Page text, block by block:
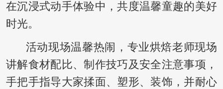
在沉浸式动手体验中，共度温馨童趣的美好
时光。
活动现场温馨热闹，专业烘焙老师现场
讲解食材配比、制作技巧及安全注意事项，
手把手指导大家揉面、塑形、装饰，并耐心